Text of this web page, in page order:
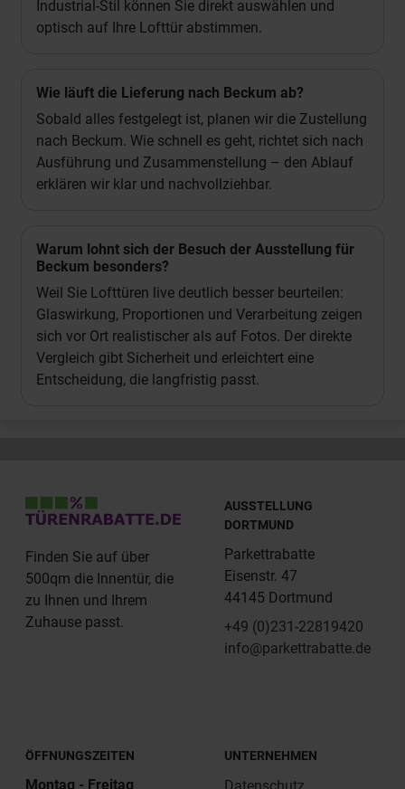
Industrial-Stil können Sie direkt auswählen und
optisch auf Ihre Lofttür abstimmen.
Wie läuft die Lieferung nach Beckum ab?
Sobald alles festgelegt ist, planen wir die Zustellung
nach Beckum. Wie schnell es geht, richtet sich nach
Ausführung und Zusammenstellung – den Ablauf
erklären wir klar und nachvollziehbar.
Warum lohnt sich der Besuch der Ausstellung für
Beckum besonders?
Weil Sie Lofttüren live deutlich besser beurteilen:
Glaswirkung, Proportionen und Verarbeitung zeigen
sich vor Ort realistischer als auf Fotos. Der direkte
Vergleich gibt Sicherheit und erleichtert eine
Entscheidung, die langfristig passt.
Finden Sie auf über
500qm die Innentür, die
zu Ihnen und Ihrem
Zuhause passt.
AUSSTELLUNG
DORTMUND
Parkettrabatte
Eisenstr. 47
44145 Dortmund
+49 (0)231-22819420
info@parkettrabatte.de
ÖFFNUNGSZEITEN
Montag - Freitag
UNTERNEHMEN
Datenschutz